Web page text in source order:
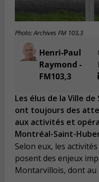
Photo: Archives FM 103,3
Henri-Paul
Raymond -
FM103,3
Les élus de la Ville
ont toujours des
aux activités et
Montréal-Saint-
Selon eux, les
posent des enjeux
Montarvillois, dont au